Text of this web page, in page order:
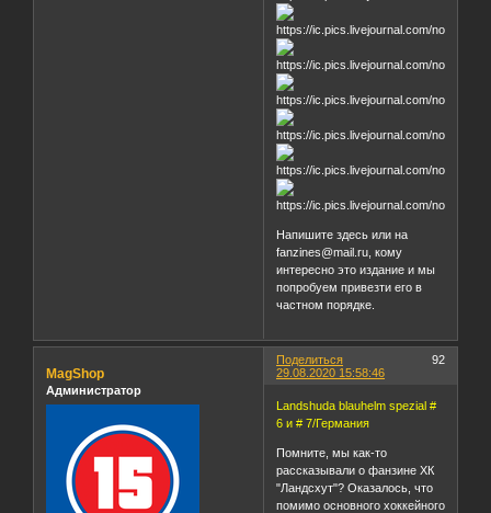
Напишите здесь или на
fanzines@mail.ru, кому
интересно это издание и мы
попробуем привезти его в
частном порядке.
Поделиться
92
29.08.2020 15:58:46
MagShop
Администратор
Landshuda blauhelm spezial #
6 и # 7/Германия
Помните, мы как-то
рассказывали о фанзине ХК
"Ландсхут"? Оказалось, что
помимо основного хоккейного